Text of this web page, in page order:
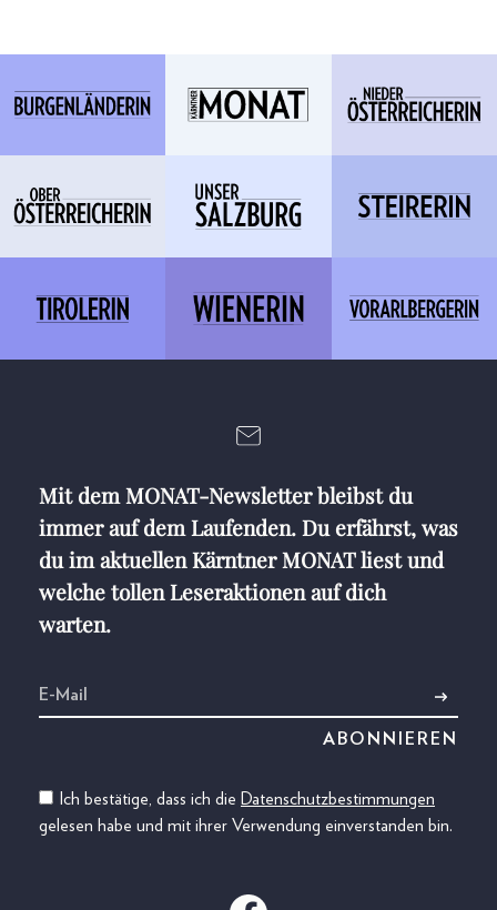
Mit dem MONAT-Newsletter bleibst du
immer auf dem Laufenden. Du erfährst, was
du im aktuellen Kärntner MONAT liest und
welche tollen Leseraktionen auf dich
warten.
Ich bestätige, dass ich die Datenschutzbestimmungen
gelesen habe und mit ihrer Verwendung einverstanden bin.